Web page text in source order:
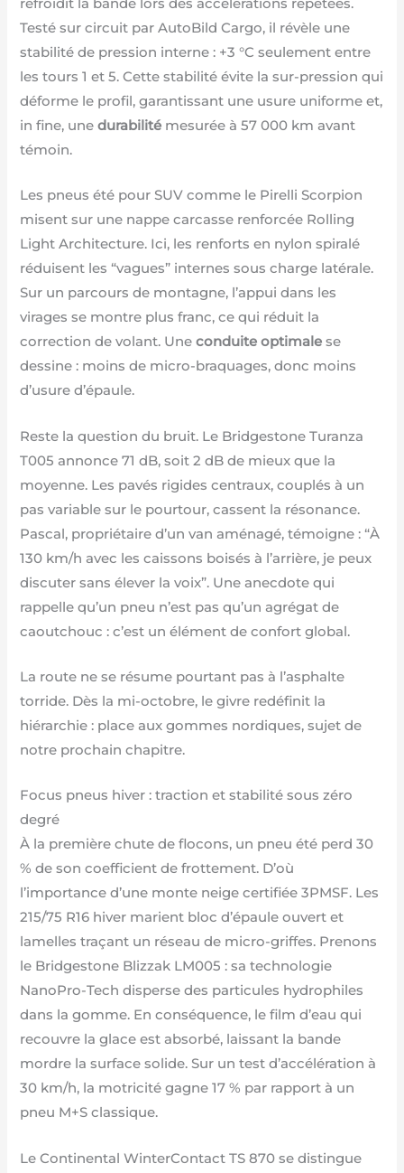
refroidit la bande lors des accélérations répétées.
Testé sur circuit par AutoBild Cargo, il révèle une
stabilité de pression interne : +3 °C seulement entre
les tours 1 et 5. Cette stabilité évite la sur-pression qui
déforme le profil, garantissant une usure uniforme et,
in fine, unedurabilité mesurée à 57 000 km avant
témoin.
Les pneus été pour SUV comme le Pirelli Scorpion
misent sur une nappe carcasse renforcée Rolling
Light Architecture. Ici, les renforts en nylon spiralé
réduisent les “vagues” internes sous charge latérale.
Sur un parcours de montagne, l’appui dans les
virages se montre plus franc, ce qui réduit la
correction de volant. Uneconduite optimale se
dessine : moins de micro-braquages, donc moins
d’usure d’épaule.
Reste la question du bruit. Le Bridgestone Turanza
T005 annonce 71 dB, soit 2 dB de mieux que la
moyenne. Les pavés rigides centraux, couplés à un
pas variable sur le pourtour, cassent la résonance.
Pascal, propriétaire d’un van aménagé, témoigne : “À
130 km/h avec les caissons boisés à l’arrière, je peux
discuter sans élever la voix”. Une anecdote qui
rappelle qu’un pneu n’est pas qu’un agrégat de
caoutchouc : c’est un élément de confort global.
La route ne se résume pourtant pas à l’asphalte
torride. Dès la mi-octobre, le givre redéfinit la
hiérarchie : place aux gommes nordiques, sujet de
notre prochain chapitre.
Focus pneus hiver : traction et stabilité sous zéro
degré
À la première chute de flocons, un pneu été perd 30
% de son coefficient de frottement. D’où
l’importance d’une monte neige certifiée 3PMSF. Les
215/75 R16 hiver marient bloc d’épaule ouvert et
lamelles traçant un réseau de micro-griffes. Prenons
le Bridgestone Blizzak LM005 : sa technologie
NanoPro-Tech disperse des particules hydrophiles
dans la gomme. En conséquence, le film d’eau qui
recouvre la glace est absorbé, laissant la bande
mordre la surface solide. Sur un test d’accélération à
30 km/h, la motricité gagne 17 % par rapport à un
pneu M+S classique.
Le Continental WinterContact TS 870 se distingue